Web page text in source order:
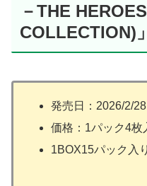
－THE
COLLECTION)」
発売日：2026/2/28
価格：1パック4枚
1BOX15パック入り